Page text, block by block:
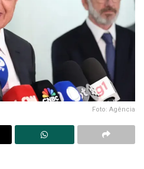
Foto: Agência